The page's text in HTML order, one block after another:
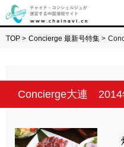
TOP > Concierge 最新号特集 >
Concierge大連 2014